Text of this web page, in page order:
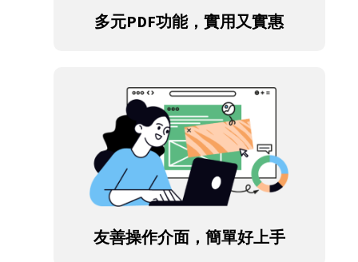
多元PDF功能，實用又實惠
友善操作介面，簡單好上手